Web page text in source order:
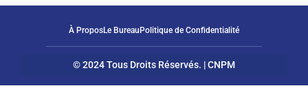
À ProposLe BureauPolitique de Confidentialité
© 2024 Tous Droits Réservés. | CNPM